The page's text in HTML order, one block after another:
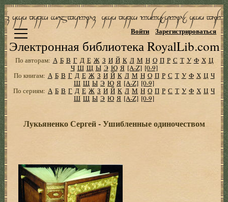
Электронная библиотека RoyalLib.com
Войти Зарегистрироваться
По авторам: А Б В Г Д Е Ж З И Й К Л М Н О П Р С Т У Ф Х Ц
Ч Ш Щ Ы Э Ю Я [A-Z] [0-9]
По книгам: А Б В Г Д Е Ж З И Й К Л М Н О П Р С Т У Ф Х Ц Ч
Ш Щ Ы Э Ю Я [A-Z] [0-9]
По сериям: А Б В Г Д Е Ж З И Й К Л М Н О П Р С Т У Ф Х Ц Ч
Ш Щ Ы Э Ю Я [A-Z] [0-9]
Лукьяненко Сергей - Ушибленные одиночеством